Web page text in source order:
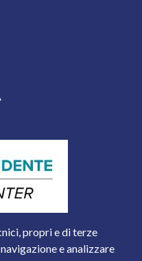
propri e di terze
e analizzare